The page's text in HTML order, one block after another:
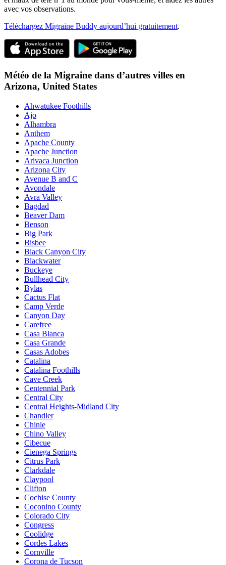
avec vos observations.
Téléchargez Migraine Buddy aujourd’hui gratuitement.
Météo de la Migraine dans d’autres villes en
Arizona, United States
Ahwatukee Foothills
Ajo
Alhambra
Anthem
Apache County
Apache Junction
Arivaca Junction
Arizona City
Avenue B and C
Avondale
Avra Valley
Bagdad
Beaver Dam
Benson
Big Park
Bisbee
Black Canyon City
Blackwater
Buckeye
Bullhead City
Bylas
Cactus Flat
Camp Verde
Canyon Day
Carefree
Casa Blanca
Casa Grande
Casas Adobes
Catalina
Catalina Foothills
Cave Creek
Centennial Park
Central City
Central Heights-Midland City
Chandler
Chinle
Chino Valley
Cibecue
Cienega Springs
Citrus Park
Clarkdale
Claypool
Clifton
Cochise County
Coconino County
Colorado City
Congress
Coolidge
Cordes Lakes
Cornville
Corona de Tucson